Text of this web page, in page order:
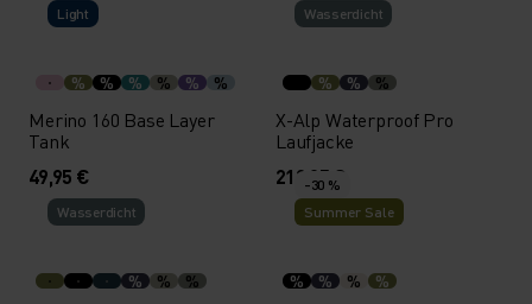
Light
% % % % % %
Merino 160 Base Layer
Tank
49,95 €
Wasserdicht
% % %
X-Alp Waterproof Pro
Laufjacke
219,95 €
Wasserdicht
% % %
-30 %
Summer Sale
% % % %